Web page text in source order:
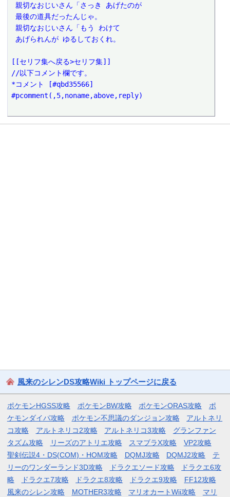
親切なおじいさん「さっき あげたのが
最後の道具だったんじゃ。
親切なおじいさん「もう わけて
あげられんが ゆるしておくれ。
[[セリフ集へ戻る>セリフ集]]
//以下コメント欄です。
*コメント [#qbd35566]
#pcomment(,5,noname,above,reply)
風来のシレンDS攻略Wiki トップページに戻る
ポケモンHGSS攻略 ポケモンBW攻略 ポケモンORAS攻略
ポ
ケモンダイパ攻略
ポケモン不思議のダンジョン攻略
アルトネリ
コ攻略
アルトネリコ2攻略 アルトネリコ3攻略
グランファン
タズム攻略
リーズのアトリエ攻略 スマブラX攻略
VP2攻略
聖剣伝説4・DS(COM)・HOM攻略
DQMJ攻略 DQMJ2攻略
テ
リーのワンダーランド3D攻略
ドラクエソード攻略
ドラクエ6攻
略
ドラクエ7攻略 ドラクエ8攻略 ドラクエ9攻略
FF12攻略
風来のシレン攻略
MOTHER3攻略 マリオカートWii攻略 マリ